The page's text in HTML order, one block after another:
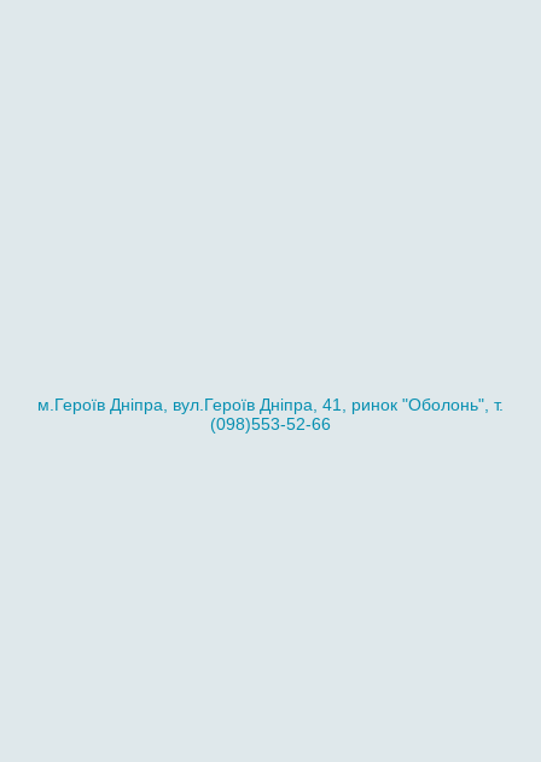
м.Героїв Дніпра, вул.Героїв Дніпра, 41, ринок "Оболонь", т.
(098)553-52-66